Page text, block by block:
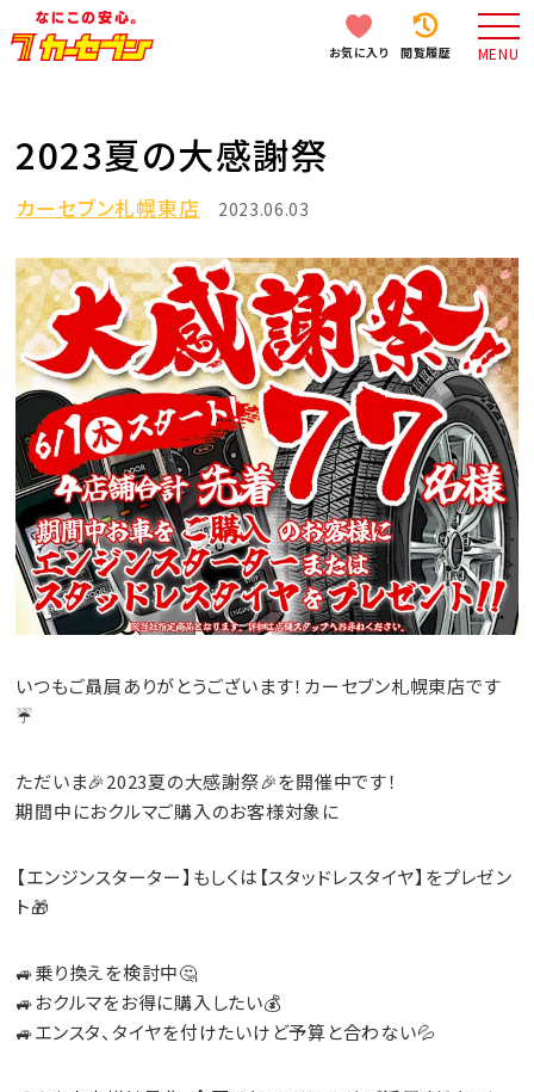
お気に入り 閲覧履歴 MENU
2023夏の大感謝祭
カーセブン札幌東店 2023.06.03
いつもご贔屓ありがとうございます！カーセブン札幌東店です
☔
ただいま🎉2023夏の大感謝祭🎉を開催中です！
期間中におクルマご購入のお客様対象に
【エンジンスターター】 もしくは 【スタッドレスタイヤ】 をプレゼン
ト🎁
🚙乗り換えを検討中🤔
🚙おクルマをお得に購入したい💰
🚙エンスタ、タイヤを付けたいけど予算と合わない💦